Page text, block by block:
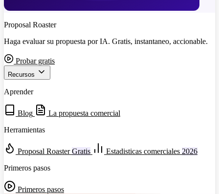
Proposal Roaster
Haga evaluar su propuesta por IA. Gratis, instantaneo, accionable.
Probar gratis
Recursos
Aprender
Blog
La propuesta comercial
Herramientas
Proposal Roaster Gratis Estadisticas comerciales 2026
Primeros pasos
Primeros pasos